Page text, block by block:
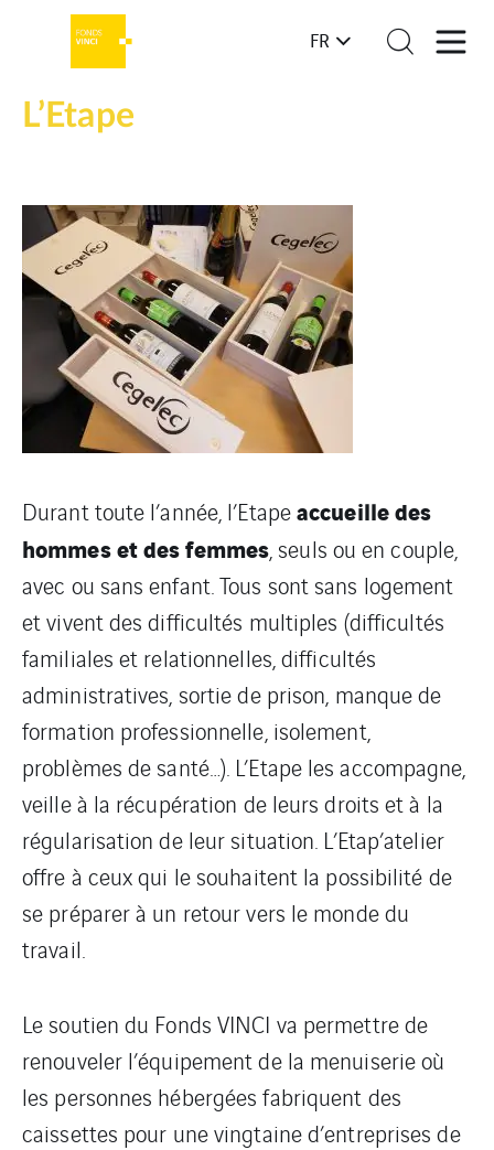
FR
L’Etape
Durant toute l’année, l’Etapeaccueille des
hommes et des femmes, seuls ou en couple,
avec ou sans enfant. Tous sont sans logement
et vivent des difficultés multiples (difficultés
familiales et relationnelles, difficultés
administratives, sortie de prison, manque de
formation professionnelle, isolement,
problèmes de santé…). L’Etape les accompagne,
veille à la récupération de leurs droits et à la
régularisation de leur situation. L’Etap’atelier
offre à ceux qui le souhaitent la possibilité de
se préparer à un retour vers le monde du
travail.
Le soutien du Fonds VINCI va permettre de
renouveler l’équipement de la menuiserie où
les personnes hébergées fabriquent des
caissettes pour une vingtaine d’entreprises de